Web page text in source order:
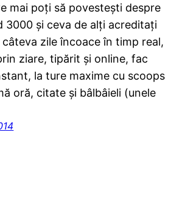
mai poţi să povesteşti despre
3000 şi ceva de alţi acreditaţi
zile încoace în timp real,
ziare, tipărit şi online, fac
la ture maxime cu scoops
oră, citate şi bâlbâieli (unele